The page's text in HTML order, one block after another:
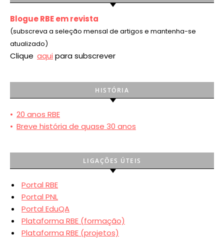
Blogue RBE em revista
(subscreva a seleção mensal de artigos e mantenha-se
atualizado)
Clique aqui para subscrever
HISTÓRIA
• 20 anos RBE
• Breve história de quase 30 anos
LIGAÇÕES ÚTEIS
Portal RBE
Portal PNL
Portal EduQA
Plataforma RBE (formação)
Plataforma RBE (projetos)